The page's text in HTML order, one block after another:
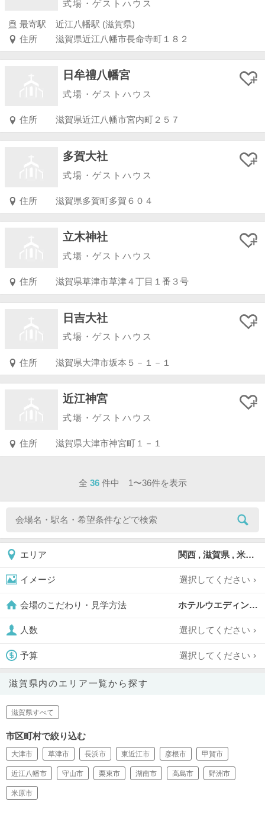
式場・ゲストハウス
最寄駅
近江八幡駅 (滋賀県)
住所
滋賀県近江八幡市長命寺町１８２
日牟禮八幡宮
式場・ゲストハウス
住所 滋賀県近江八幡市宮内町２５７
多賀大社
式場・ゲストハウス
住所 滋賀県多賀町多賀６０４
立木神社
式場・ゲストハウス
住所 滋賀県草津市草津４丁目１番３号
日吉大社
式場・ゲストハウス
住所 滋賀県大津市坂本５－１－１
近江神宮
式場・ゲストハウス
住所 滋賀県大津市神宮町１－１
全 36 件中 1〜36件を表示
エリア 関西 , 滋賀県 , 米原市
イメージ 選択してください
会場のこだわり・見学方法 ホテルウエディング,
人数 選択してください
予算 選択してください
滋賀県内のエリア一覧から探す
滋賀県すべて
市区町村で絞り込む
大津市 草津市 長浜市 東近江市 彦根市 甲賀市
近江八幡市 守山市 栗東市 湖南市 高島市 野洲市
米原市